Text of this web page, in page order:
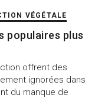
VÉGÉTALE
populaires plus
offrent des
ignorées dans
du manque de